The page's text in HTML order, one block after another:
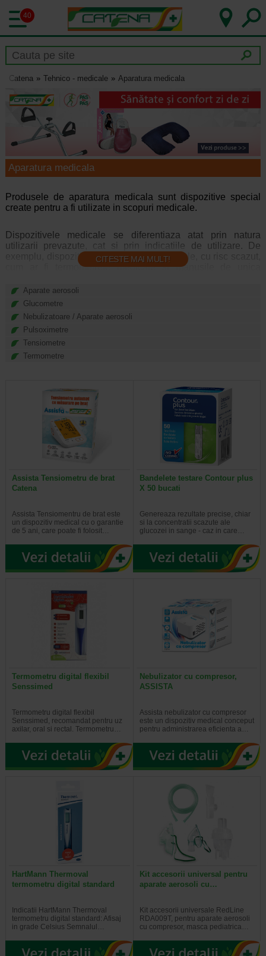
40
Catena Tehnico - medicale Aparatura medicala
Aparatura medicala
Produsele de aparatura medicala sunt dispozitive special
create pentru a fi utilizate in scopuri medicale.
Dispozitivele medicale se diferentiaza atat prin natura
utilizarii prevazute, cat si prin indicatiile de utilizare. De
exemplu, dispozitivele medicale pot fi simple, cu risc scazut,
cum ar fi termometrele medicale si manusile de unica
categorie intrand implanturile care sustin viata. Un exemplu
de aparatura medicala cu risc ridicat sunt cele cu software
incorporat, cum ar fi stimulatoarele cardiace, si care ajuta la
efectuarea testelor medicale, la montarea implanturilor si a
protezelor.
Utilizarea dispozitivelor medicale presupune si anumite
riscuri pentru sanatate, motiv pentru care producatorii trebuie
CITESTE MAI MULT!
Aparate aerosoli
Glucometre
Nebulizatoare / Aparate aerosoli
Pulsoximetre
Tensiometre
Termometre
Assista Tensiometru de brat
Catena
Assista Tensiomentru de brat este
un dispozitiv medical cu o garantie
de 5 ani, care poate fi folosit…
Bandelete testare Contour plus
X 50 bucati
Genereaza rezultate precise, chiar
si la concentratii scazute ale
glucozei in sange - caz in care…
Termometru digital flexibil
Senssimed
Termometru digital flexibil
Senssimed, recomandat pentru uz
axilar, oral si rectal. Termometru…
Nebulizator cu compresor,
ASSISTA
Assista nebulizator cu compresor
este un dispozitiv medical conceput
pentru administrarea eficienta a…
HartMann Thermoval
termometru digital standard
Indicatii HartMann Thermoval
termometru digital standard: Afisaj
in grade Celsius Semnalul…
Kit accesorii universal pentru
aparate aerosoli cu…
Kit accesorii universale RedLine
RDA009T, pentru aparate aerosoli
cu compresor, masca pediatrica…